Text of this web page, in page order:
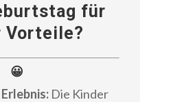
für
Vorteile?
😀
Die Kinder